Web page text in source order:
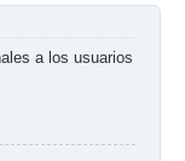
a los usuarios